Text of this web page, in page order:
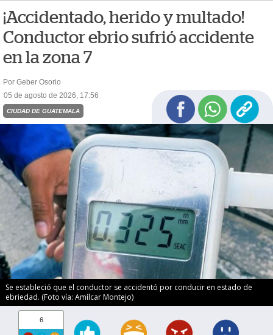
¡Accidentado, herido y multado!
Conductor ebrio sufrió accidente
en la zona 7
Por Geber Osorio
05 de agosto de 2026, 17:56
CIUDAD DE GUATEMALA
Se estableció que el conductor se accidentó por conducir en estado de
ebriedad. (Foto vía: Amílcar Montejo)
6